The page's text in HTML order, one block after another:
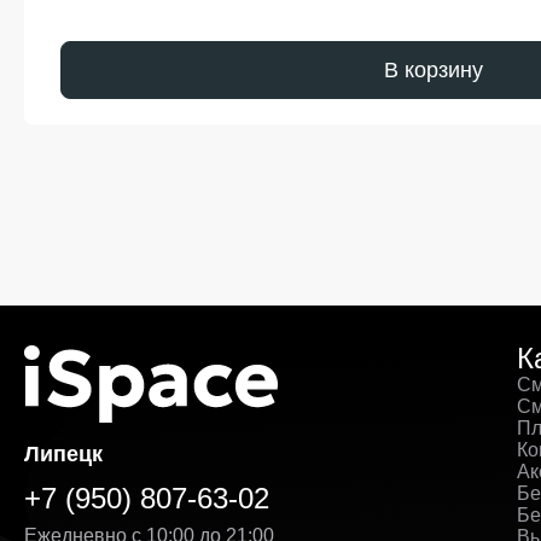
В корзину
Липецк
+7 (950) 807-63-02
Ежедневно с 10:00 до 21:00